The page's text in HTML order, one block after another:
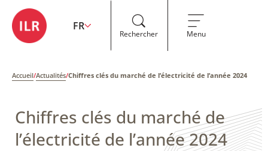
FR
Rechercher Menu
Accueil/Actualités/Chiffres clés du marché de l’électricité de l’année 2024
Chiffres clés du marché de
l’électricité de l’année 2024